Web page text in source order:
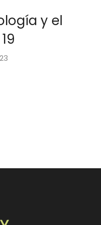
y el